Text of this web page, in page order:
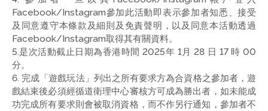
Facebook/Instagram參加此活動即表示參加者知悉、接受
及同意遵守本條款及細則及免責聲明，以及同意本活動透過
Facebook/Instagram取得其有關資料。
5.是次活動截止日期為香港時間 2025年 1月 28 日 17 時 00
分。
6. 完成「遊戲玩法」列出之所有要求方為合資格之參加者，遊
戲結束後必須經循道衛理中心審核方可成為勝出者，如未能成
功完成所有要求則會被取消資格，而不作另行通知，參加者不